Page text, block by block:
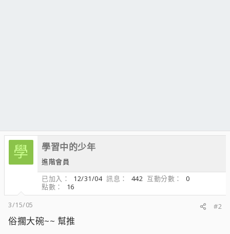
學 學習中的少年
進階會員
已加入
12/31/04 訊息 442 互動分數
0
點數
16
3/15/05
#2
俗擱大碗~~ 幫推